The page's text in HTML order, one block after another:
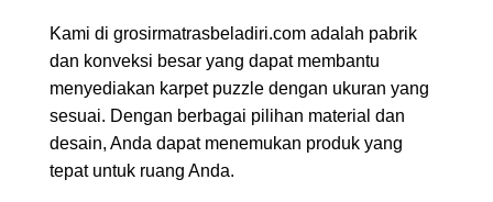
Kami di grosirmatrasbeladiri.com adalah pabrik
dan konveksi besar yang dapat membantu
menyediakan karpet puzzle dengan ukuran yang
sesuai. Dengan berbagai pilihan material dan
desain, Anda dapat menemukan produk yang
tepat untuk ruang Anda.